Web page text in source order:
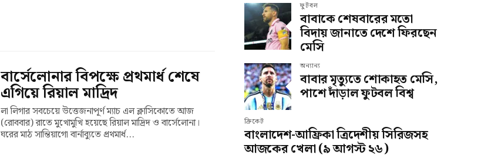
বার্সেলোনার বিপক্ষে প্রথমার্ধ শেষে
এগিয়ে রিয়াল মাদ্রিদ
লা লিগার সবচেয়ে উত্তেজনাপূর্ণ ম্যাচ এল ক্লাসিকোতে আজ
(রোববার) রাতে মুখোমুখি হয়েছে রিয়াল মাদ্রিদ ও বার্সেলোনা।
ঘরের মাঠ সান্তিয়াগো বার্নাব্যুতে প্রথমার্ধ...
ফুটবল
বাবাকে শেষবারের মতো
বিদায় জানাতে দেশে ফিরছেন
মেসি
অন্যান্য
বাবার মৃত্যুতে শোকাহত মেসি,
পাশে দাঁড়াল ফুটবল বিশ্ব
ক্রিকেট
বাংলাদেশ-আফ্রিকা ত্রিদেশীয় সিরিজসহ
আজকের খেলা (৯ আগস্ট ২৬)